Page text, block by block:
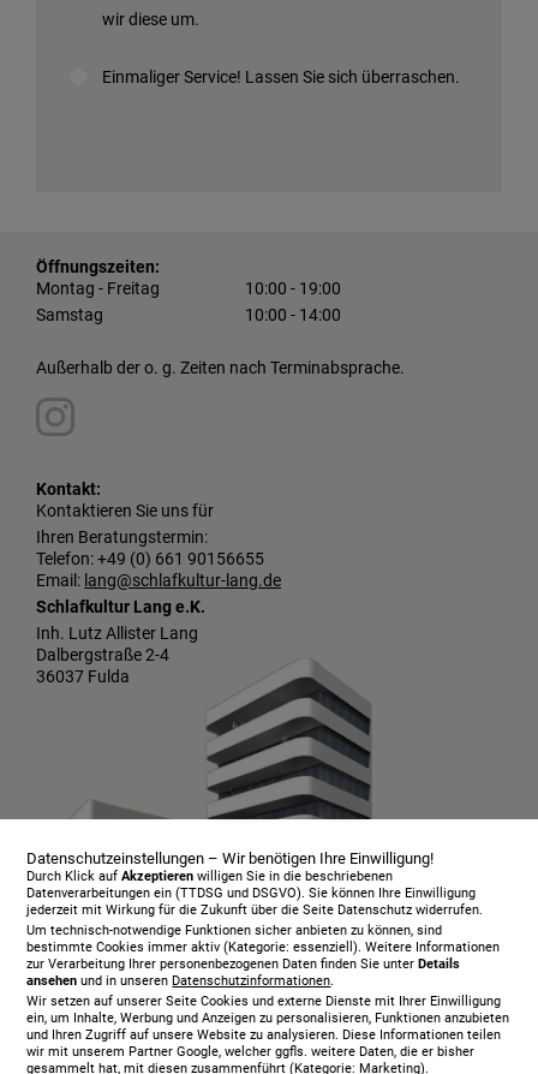
wir diese um.
Einmaliger Service! Lassen Sie sich überraschen.
Öffnungszeiten:
Montag - Freitag
10:00 - 19:00
Samstag
10:00 - 14:00
Außerhalb der o. g. Zeiten nach Terminabsprache.
Kontakt:
Kontaktieren Sie uns für
Ihren Beratungstermin:
Telefon: +49 (0) 661 90156655
Email: lang@schlafkultur-lang.de
Schlafkultur Lang e.K.
Inh. Lutz Allister Lang
Dalbergstraße 2-4
36037 Fulda
Infopaket
Über uns
Serviceangebot
Datenschutzeinstellungen – Wir benötigen Ihre Einwilligung!
Durch Klick aufAkzeptieren willigen Sie in die beschriebenen
Datenverarbeitungen ein (TTDSG und DSGVO). Sie können Ihre Einwilligung
jederzeit mit Wirkung für die Zukunft über die Seite Datenschutz widerrufen.
Um technisch-notwendige Funktionen sicher anbieten zu können, sind
bestimmte Cookies immer aktiv (Kategorie: essenziell). Weitere Informationen
zur Verarbeitung Ihrer personenbezogenen Daten finden Sie unterDetails
ansehen und in unserenDatenschutzinformationen.
Wir setzen auf unserer Seite Cookies und externe Dienste mit Ihrer Einwilligung
ein, um Inhalte, Werbung und Anzeigen zu personalisieren, Funktionen anzubieten
und Ihren Zugriff auf unsere Website zu analysieren. Diese Informationen teilen
wir mit unserem Partner Google, welcher ggfls. weitere Daten, die er bisher
gesammelt hat, mit diesen zusammenführt (Kategorie: Marketing).